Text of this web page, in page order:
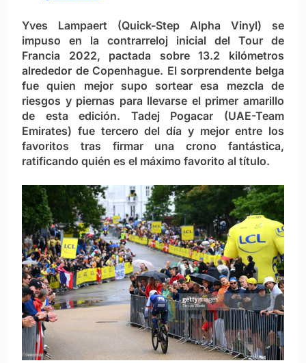
Yves Lampaert (Quick-Step Alpha Vinyl) se
impuso en la contrarreloj inicial del Tour de
Francia 2022, pactada sobre 13.2 kilómetros
alrededor de Copenhague. El sorprendente belga
fue quien mejor supo sortear esa mezcla de
riesgos y piernas para llevarse el primer amarillo
de esta edición. Tadej Pogacar (UAE-Team
Emirates) fue tercero del día y mejor entre los
favoritos tras firmar una crono fantástica,
ratificando quién es el máximo favorito al título.